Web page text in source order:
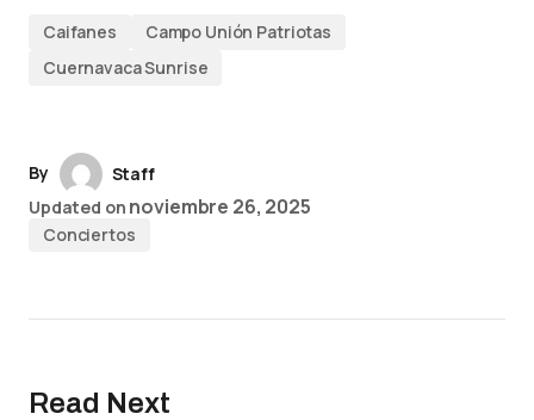
Caifanes
Campo Unión Patriotas
Cuernavaca Sunrise
By
Staff
Updated on noviembre 26, 2025
Conciertos
Read Next